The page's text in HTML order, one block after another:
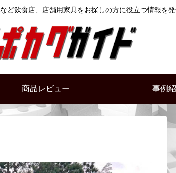
ど飲食店、店舗用家具をお探しの方に役立つ情報を
商品レビュー 事例